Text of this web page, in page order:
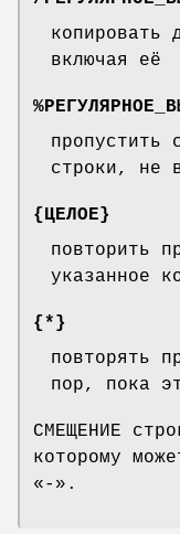
копировать
включая её
пропустить
строки, не
{ЦЕЛОЕ}
повторить
указанное
{*}
повторять
пор, пока
СМЕЩЕНИЕ
которому
«-».